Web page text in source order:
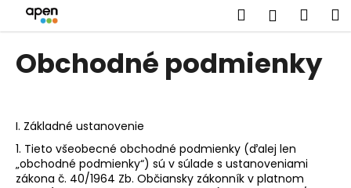
Prejsť
obsah
Hľadať
Obchodné podmienky
I. Základné ustanovenie
1. Tieto všeobecné obchodné podmienky (ďalej len
„obchodné podmienky“) sú v súlade s ustanoveniami
zákona č. 40/1964 Zb. Občiansky zákonník v platnom
o
p
o
t